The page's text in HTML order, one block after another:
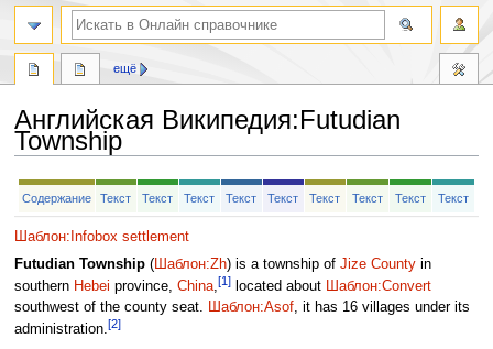
Английская Википедия:Futudian
Township
Перейти
Перейти
Содержание Текст Текст Текст Текст Текст Текст Текст Текст Текст
Шаблон:Infobox settlement
Futudian Township(Шаблон:Zh) is a township of Jize Countyin
southern Hebei province, China,[1]located about Шаблон:Convert
southwest of the county seat. Шаблон:Asof, it has 16 villages under its
administration.[2]
ещё